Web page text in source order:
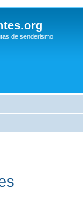
de senderismo